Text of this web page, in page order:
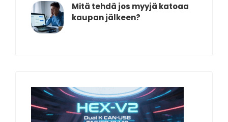
Mitä tehdä jos myyjä katoaa
kaupan jälkeen?